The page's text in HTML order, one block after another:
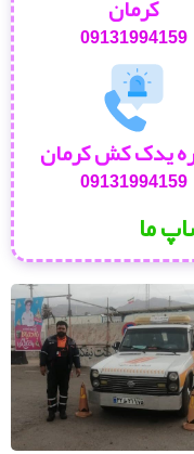
کرمان
09131994159
یدک کش کرمان
09131994159
ما